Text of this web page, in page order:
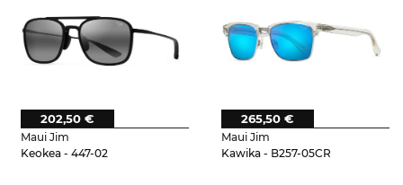
Maui Jim
Keokea - 447-02
202,50 €
Maui Jim
Kawika - B257-05CR
265,50 €